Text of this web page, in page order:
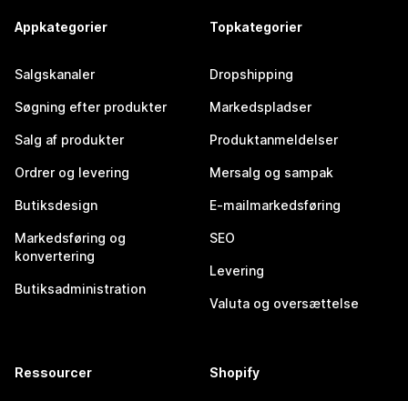
Appkategorier
Salgskanaler
Søgning efter produkter
Salg af produkter
Ordrer og levering
Butiksdesign
Markedsføring og
konvertering
Butiksadministration
Topkategorier
Dropshipping
Markedspladser
Produktanmeldelser
Mersalg og sampak
E-mailmarkedsføring
SEO
Levering
Valuta og oversættelse
Ressourcer Shopify